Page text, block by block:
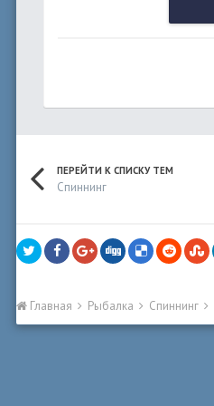
ПЕРЕЙТИ К СПИСКУ ТЕМ
Спиннинг
Главная Рыбалка Спиннинг